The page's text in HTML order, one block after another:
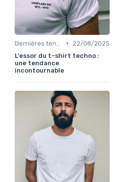
•
22/08/2025
L'essor du t-shirt techno :
une tendance
incontournable